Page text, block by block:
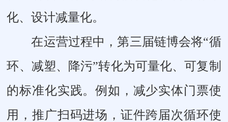
化、设计减量化。
在运营过程中，第三届链博会将“循
环、减塑、降污”转化为可量化、可复制
的标准化实践。例如，减少实体门票使
用，推广扫码进场，证件跨届次循环使